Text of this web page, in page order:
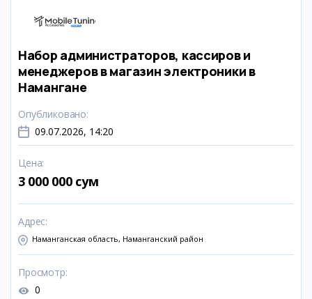
Набор администраторов, кассиров и
менеджеров в магазин электроники в
Намангане
Опубликовано:
09.07.2026, 14:20
Цена:
3 000 000 сум
Адрес:
Наманганская область, Наманганский район
Просмотр:
0